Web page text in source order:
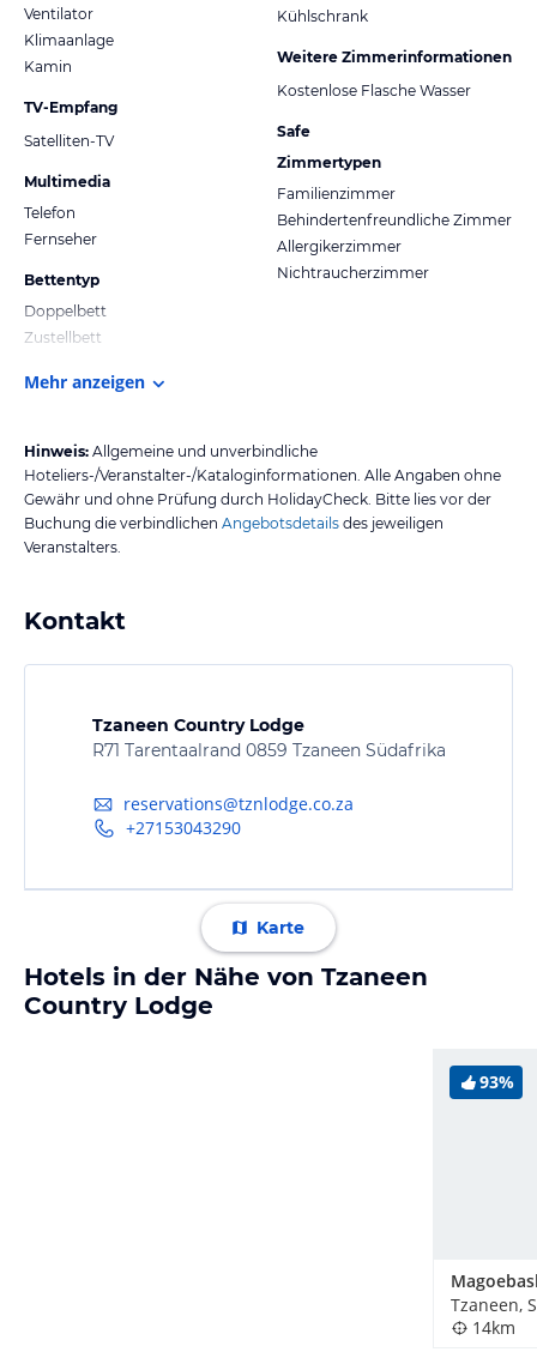
Ventilator
Klimaanlage
Kamin
TV-Empfang
Satelliten-TV
Multimedia
Telefon
Fernseher
Bettentyp
Doppelbett
Zustellbett
Kühlschrank
Weitere Zimmerinformationen
Kostenlose Flasche Wasser
Safe
Zimmertypen
Familienzimmer
Behindertenfreundliche Zimmer
Allergikerzimmer
Nichtraucherzimmer
Mehr anzeigen
Hinweis: Allgemeine und unverbindliche
Hoteliers-/Veranstalter-/Kataloginformationen. Alle Angaben ohne
Gewähr und ohne Prüfung durch HolidayCheck. Bitte lies vor der
Buchung die verbindlichen Angebotsdetails des jeweiligen
Veranstalters.
Kontakt
Tzaneen Country Lodge
R71 Tarentaalrand 0859 Tzaneen Südafrika
reservations@tznlodge.co.za
+27153043290
Karte
Hotels in der Nähe von Tzaneen
Country Lodge
93%
Tzaneen,
14km